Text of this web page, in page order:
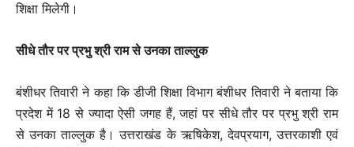
शिक्षा मिलेगी।
सीधे तौर पर प्रभु श्री राम से उनका ताल्लुक
बंशीधर तिवारी ने कहा कि डीजी शिक्षा विभाग बंशीधर तिवारी ने बताया कि
प्रदेश में 18 से ज्यादा ऐसी जगह हैं, जहां पर सीधे तौर पर प्रभु श्री राम
से उनका ताल्लुक है। उत्तराखंड के ऋषिकेश, देवप्रयाग, उत्तरकाशी एवं